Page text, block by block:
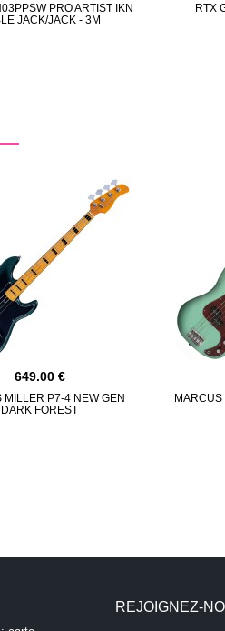
PRO ARTIST IKN
JACK/JACK - 3M
RTX
649.00
MILLER P7-4 NEW GEN
DARK FOREST
REJOIGNEZ-